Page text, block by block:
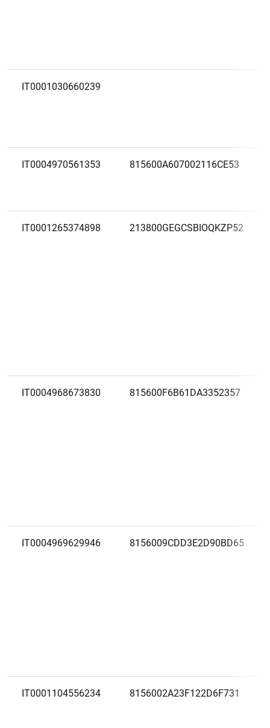
IT0001030660239
IT0004970561353 815600A607002116CE53
IT0001265374898 213800GEGCSBIOQKZP52
IT0004968673830 815600F6B61DA3352357
IT0004969629946 8156009CDD3E2D90BD65
IT0001104556234 8156002A23F122D6F731